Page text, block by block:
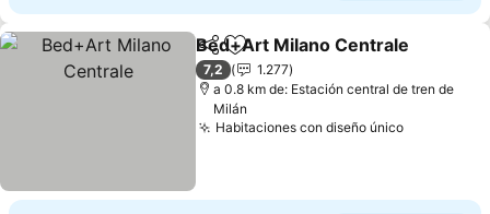
CompartirAñadir a favoritos
Bed+Art Milano Centrale
7,2
1.277
a 0.8 km de: Estación central de tren de
Milán
Habitaciones con diseño único